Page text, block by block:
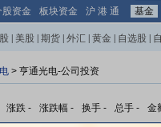
股资金 板块资金 沪 港 通 基金
美股 期货 外汇 黄金 自选股
> 亨通光电-公司投资
涨跌 - 涨跌幅 - 换手 - 总手 - 金